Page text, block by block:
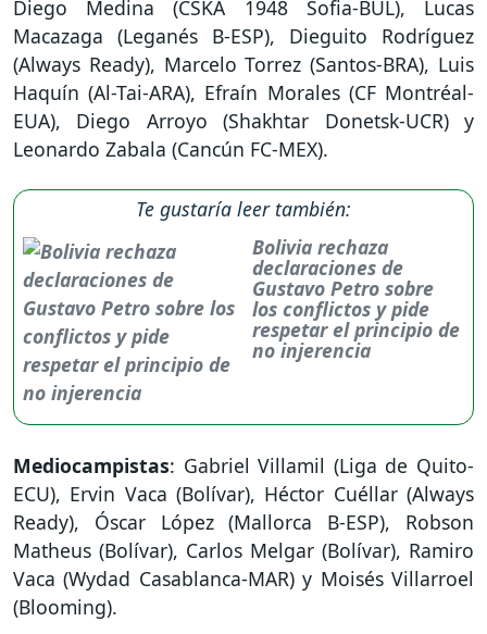
Diego Medina (CSKA 1948 Sofia-BUL), Lucas
Macazaga (Leganés B-ESP), Dieguito Rodríguez
(Always Ready), Marcelo Torrez (Santos-BRA), Luis
Haquín (Al-Tai-ARA), Efraín Morales (CF Montréal-
EUA), Diego Arroyo (Shakhtar Donetsk-UCR) y
Leonardo Zabala (Cancún FC-MEX).
Te gustaría leer también:
Bolivia rechaza
declaraciones de
Gustavo Petro sobre
los conflictos y pide
respetar el principio de
no injerencia
Mediocampistas: Gabriel Villamil (Liga de Quito-
ECU), Ervin Vaca (Bolívar), Héctor Cuéllar (Always
Ready), Óscar López (Mallorca B-ESP), Robson
Matheus (Bolívar), Carlos Melgar (Bolívar), Ramiro
Vaca (Wydad Casablanca-MAR) y Moisés Villarroel
(Blooming).